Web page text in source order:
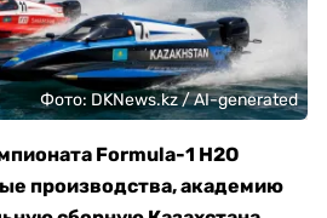
Фото: DKNews.kz / AI-generated
Formula-1 H2O
производства, академию